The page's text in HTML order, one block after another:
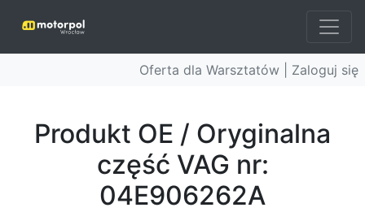
Oferta dla Warsztatów | Zaloguj się
Produkt OE / Oryginalna
część VAG nr:
04E906262A